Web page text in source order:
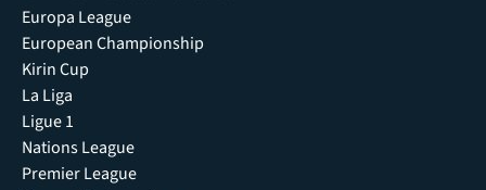
Europa League
European Championship
Kirin Cup
La Liga
Ligue 1
Nations League
Premier League